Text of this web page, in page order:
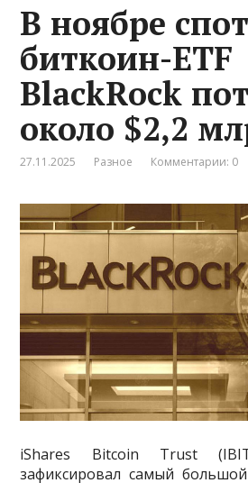
В ноябре
биткоин-ETF
BlackRock
около $2,2
27.11.2025 Разное Комментарии: 0
iShares Bitcoin Trust
зафиксировал самый